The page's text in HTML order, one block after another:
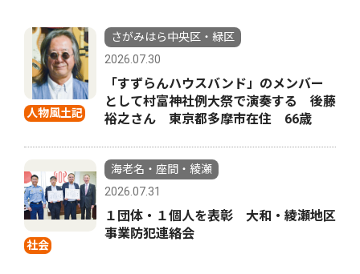
人物風土記
さがみはら中央区・緑区
2026.07.30
「すずらんハウスバンド」のメンバー
として村富神社例大祭で演奏する 後藤
裕之さん 東京都多摩市在住 66歳
社会
海老名・座間・綾瀬
2026.07.31
１団体・１個人を表彰 大和・綾瀬地区
事業防犯連絡会